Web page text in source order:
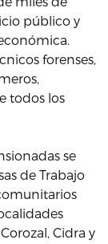
público y
forenses,
todos los
se
de Trabajo
Cidra y